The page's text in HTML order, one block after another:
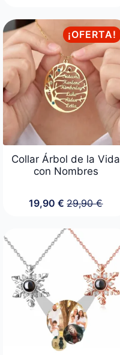
¡OFERTA!
Collar Árbol de la Vida
con Nombres
29,90€
El
original
era:
29,90 €.
19,90 € El
actual
es:
19,90 €.